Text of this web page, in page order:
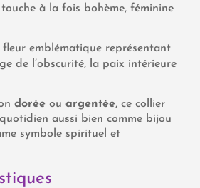
à la fois bohème, féminine
emblématique représentant
de l’obscurité, la paix intérieure
dorée ou argentée, ce collier
aussi bien comme bijou
symbole spirituel et